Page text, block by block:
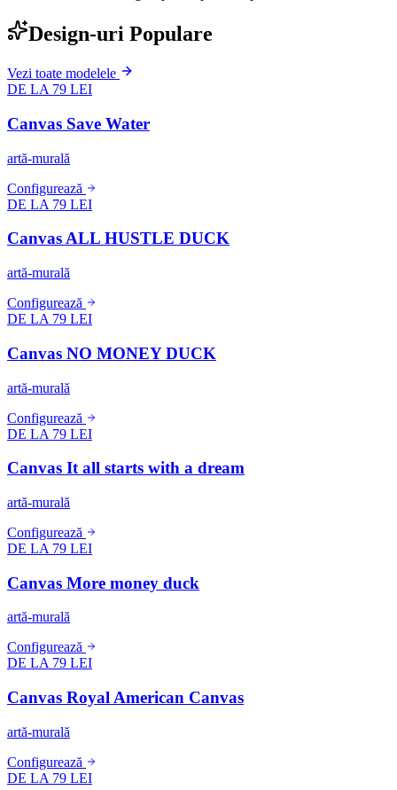
Design-uri Populare
Vezi toate modelele
DE LA 79 LEI
Canvas Save Water
artă-murală
Configurează
DE LA 79 LEI
Canvas ALL HUSTLE DUCK
artă-murală
Configurează
DE LA 79 LEI
Canvas NO MONEY DUCK
artă-murală
Configurează
DE LA 79 LEI
Canvas It all starts with a dream
artă-murală
Configurează
DE LA 79 LEI
Canvas More money duck
artă-murală
Configurează
DE LA 79 LEI
Canvas Royal American Canvas
artă-murală
Configurează
DE LA 79 LEI